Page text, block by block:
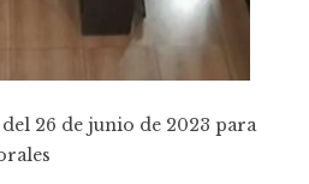
26 de junio de 2023 para